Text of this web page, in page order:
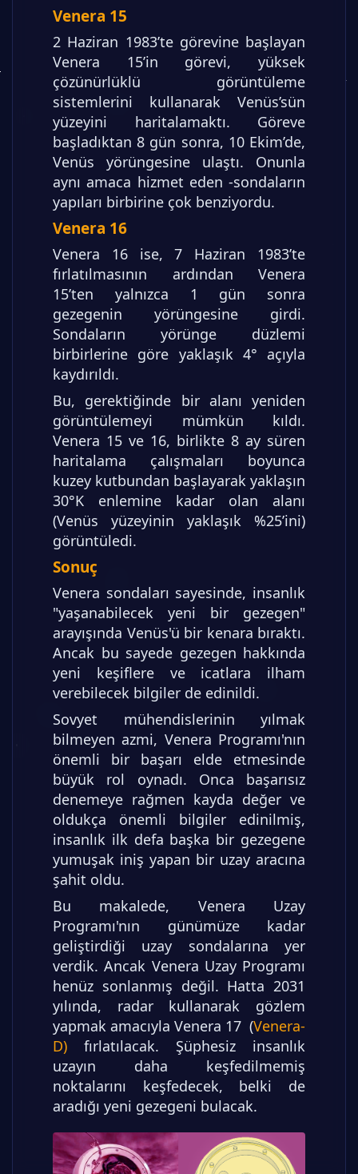
Venera 15
2 Haziran 1983’te görevine başlayan
Venera 15’in görevi, yüksek
çözünürlüklü görüntüleme
sistemlerini kullanarak Venüs’sün
yüzeyini haritalamaktı. Göreve
başladıktan 8 gün sonra, 10 Ekim’de,
Venüs yörüngesine ulaştı. Onunla
aynı amaca hizmet eden -sondaların
yapıları birbirine çok benziyordu.
Venera 16
Venera 16 ise, 7 Haziran 1983’te
fırlatılmasının ardından Venera
15’ten yalnızca 1 gün sonra
gezegenin yörüngesine girdi.
Sondaların yörünge düzlemi
birbirlerine göre yaklaşık 4° açıyla
kaydırıldı.
Bu, gerektiğinde bir alanı yeniden
görüntülemeyi mümkün kıldı.
Venera 15 ve 16, birlikte 8 ay süren
haritalama çalışmaları boyunca
kuzey kutbundan başlayarak yaklaşın
30°K enlemine kadar olan alanı
(Venüs yüzeyinin yaklaşık %25’ini)
görüntüledi.
Sonuç
Venera sondaları sayesinde, insanlık
"yaşanabilecek yeni bir gezegen"
arayışında Venüs'ü bir kenara bıraktı.
Ancak bu sayede gezegen hakkında
yeni keşiflere ve icatlara ilham
verebilecek bilgiler de edinildi.
Sovyet mühendislerinin yılmak
bilmeyen azmi, Venera Programı'nın
önemli bir başarı elde etmesinde
büyük rol oynadı. Onca başarısız
denemeye rağmen kayda değer ve
oldukça önemli bilgiler edinilmiş,
insanlık ilk defa başka bir gezegene
yumuşak iniş yapan bir uzay aracına
şahit oldu.
Bu makalede, Venera Uzay
Programı'nın günümüze kadar
geliştirdiği uzay sondalarına yer
verdik. Ancak Venera Uzay Programı
henüz sonlanmış değil. Hatta 2031
yılında, radar kullanarak gözlem
yapmak amacıyla Venera 17 (Venera-
D) fırlatılacak. Şüphesiz insanlık
uzayın daha keşfedilmemiş
noktalarını keşfedecek, belki de
aradığı yeni gezegeni bulacak.